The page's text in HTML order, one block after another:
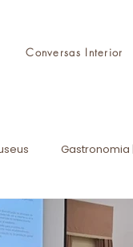
Conversas Interior
Gastronomia
Eventos AITI